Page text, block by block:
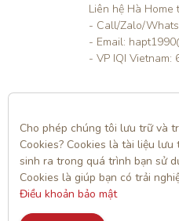
Liên hệ Hà Home
- Call/Zalo/
- Email:
- VP IQI Vietnam:
Cho phép chúng tôi lưu trữ và
Cookies? Cookies là tài liệu
sinh ra trong quá trình bạn sử
Điều khoản bảo mật